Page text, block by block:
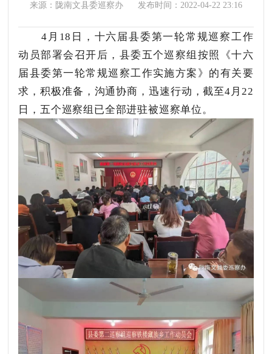
来源： 陇南文县委巡察办 发布时间： 2022-04-22 23:16
4月18日，十六届县委第一轮常规巡察工作
动员部署会召开后，县委五个巡察组按照《十六
届县委第一轮常规巡察工作实施方案》的有关要
求，积极准备，沟通协商，迅速行动，截至4月22
日，五个巡察组已全部进驻被巡察单位。